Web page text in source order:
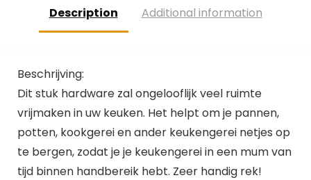
Description Additional information
Beschrijving:
Dit stuk hardware zal ongelooflijk veel ruimte
vrijmaken in uw keuken. Het helpt om je pannen,
potten, kookgerei en ander keukengerei netjes op
te bergen, zodat je je keukengerei in een mum van
tijd binnen handbereik hebt. Zeer handig rek!